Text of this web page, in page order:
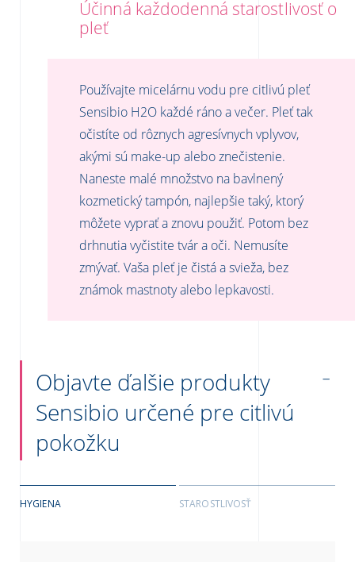
Účinná každodenná starostlivosť o
pleť
Používajte micelárnu vodu pre citlivú pleť
Sensibio H2O každé ráno a večer. Pleť tak
očistíte od rôznych agresívnych vplyvov,
akými sú make-up alebo znečistenie.
Naneste malé množstvo na bavlnený
kozmetický tampón, najlepšie taký, ktorý
môžete vyprať a znovu použiť. Potom bez
drhnutia vyčistite tvár a oči. Nemusíte
zmývať. Vaša pleť je čistá a svieža, bez
známok mastnoty alebo lepkavosti.
Objavte ďalšie produkty
Sensibio určené pre citlivú
pokožku
HYGIENA STAROSTLIVOSŤ